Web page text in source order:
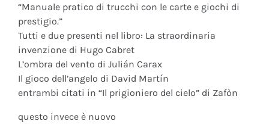
“Manuale pratico di trucchi con le carte e giochi di
prestigio.”
Tutti e due presenti nel libro: La straordinaria
invenzione di Hugo Cabret
L’ombra del vento di Julián Carax
Il gioco dell’angelo di David Martín
entrambi citati in “Il prigioniero del cielo” di Zafòn
questo invece è nuovo